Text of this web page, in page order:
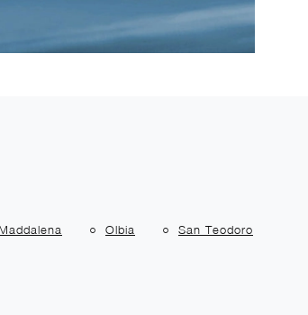
Olbia San Teodoro